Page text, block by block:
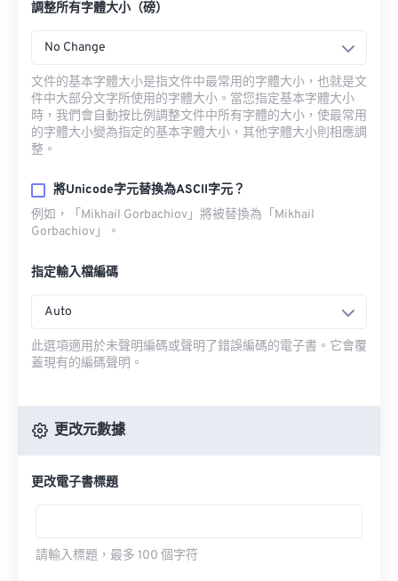
調整所有字體大小（磅）
No Change
文件的基本字體大小是指文件中最常用的字體大小，也就是文
件中大部分文字所使用的字體大小。當您指定基本字體大小
時，我們會自動按比例調整文件中所有字體的大小，使最常用
的字體大小變為指定的基本字體大小，其他字體大小則相應調
整。
將Unicode字元替換為ASCII字元？
例如，「Mikhail Gorbachiov」將被替換為「Mikhail
Gorbachiov」。
指定輸入檔編碼
Auto
此選項適用於未聲明編碼或聲明了錯誤編碼的電子書。它會覆
蓋現有的編碼聲明。
更改元數據
更改電子書標題
請輸入標題，最多 100 個字符